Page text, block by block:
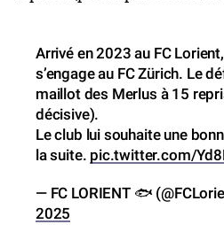
Arrivé en 2023 au FC
s’engage au FC Zürich. Le
maillot des Merlus à 15
décisive).
Le club lui souhaite une
la suite. pic.twitter.com/
— FC LORIENT 🐟
2025